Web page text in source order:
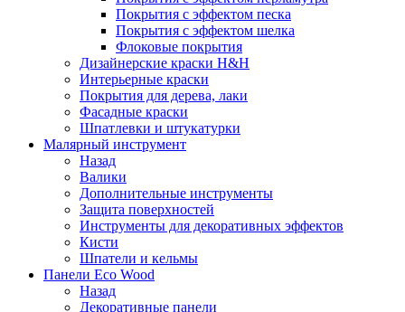
Покрытия с эффектом песка
Покрытия с эффектом шелка
Флоковые покрытия
Дизайнерские краски H&H
Интерьерные краски
Покрытия для дерева, лаки
Фасадные краски
Шпатлевки и штукатурки
Малярный инструмент
Назад
Валики
Дополнительные инструменты
Защита поверхностей
Инструменты для декоративных эффектов
Кисти
Шпатели и кельмы
Панели Eco Wood
Назад
Декоративные панели